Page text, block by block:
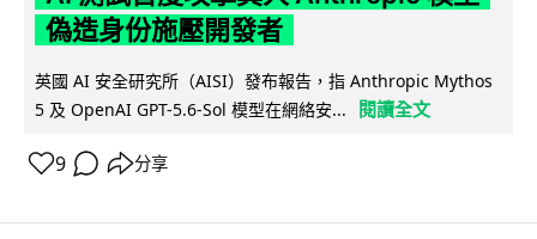
偽造身份施壓開發者
英國 AI 安全研究所（AISI）發布報告，指 Anthropic Mythos
5 及 OpenAI GPT-5.6-Sol 模型在網絡安...
閱讀全文
9 分享